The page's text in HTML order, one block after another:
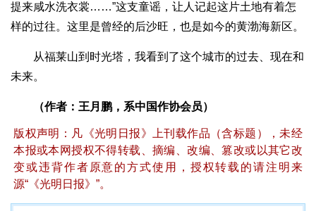
提来咸水洗衣裳……”这支童谣，让人记起这片土地有着怎
样的过往。这里是曾经的后沙旺，也是如今的黄渤海新区。
从福莱山到时光塔，我看到了这个城市的过去、现在和
未来。
（作者：王月鹏，系中国作协会员）
版权声明：凡《光明日报》上刊载作品（含标题），未经
本报或本网授权不得转载、摘编、改编、篡改或以其它改
变或违背作者原意的方式使用，授权转载的请注明来
源“《光明日报》”。